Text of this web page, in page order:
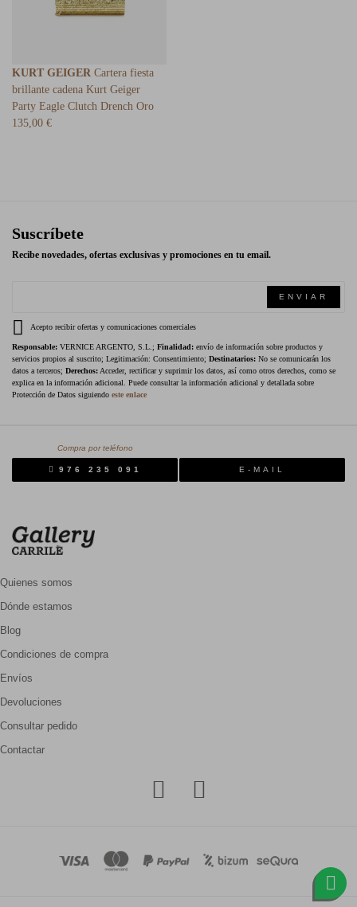
KURT GEIGER Cartera fiesta
brillante cadena Kurt Geiger
Party Eagle Clutch Drench Oro
135,00 €
Suscríbete
Recibe novedades, ofertas exclusivas y promociones en tu email.
ENVIAR
Acepto recibir ofertas y comunicaciones comerciales
Responsable: VERNICE ARGENTO, S.L.; Finalidad: envío de información sobre productos y
servicios propios al suscrito; Legitimación: Consentimiento; Destinatarios: No se comunicarán los
datos a terceros; Derechos: Acceder, rectificar y suprimir los datos, así como otros derechos, como se
explica en la información adicional. Puede consultar la información adicional y detallada sobre
Protección de Datos siguiendo este enlace
Compra por teléfono
976 235 091 E-MAIL
Quienes somos
Dónde estamos
Blog
Condiciones de compra
Envíos
Devoluciones
Consultar pedido
Contactar